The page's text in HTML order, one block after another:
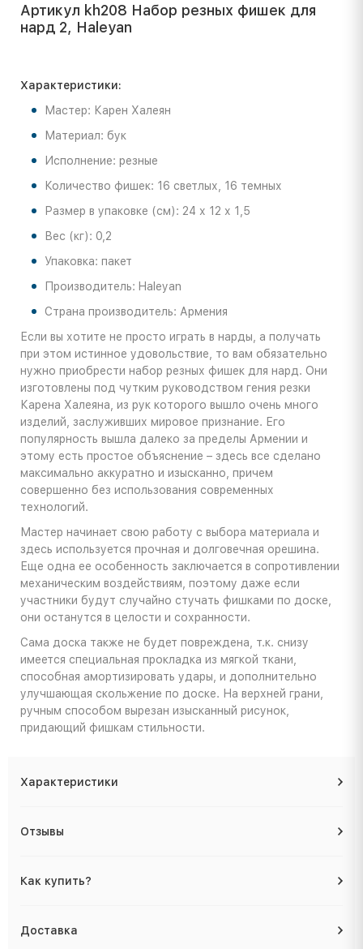
Артикул kh208 Набор резных фишек для
нард 2, Haleyan
Характеристики:
Мастер: Карен Халеян
Материал: бук
Исполнение: резные
Количество фишек: 16 светлых, 16 темных
Размер в упаковке (см): 24 х 12 х 1,5
Вес (кг): 0,2
Упаковка: пакет
Производитель: Haleyan
Страна производитель: Армения
Если вы хотите не просто играть в нарды, а получать
при этом истинное удовольствие, то вам обязательно
нужно приобрести набор резных фишек для нард. Они
изготовлены под чутким руководством гения резки
Карена Халеяна, из рук которого вышло очень много
изделий, заслуживших мировое признание. Его
популярность вышла далеко за пределы Армении и
этому есть простое объяснение – здесь все сделано
максимально аккуратно и изысканно, причем
совершенно без использования современных
технологий.
Мастер начинает свою работу с выбора материала и
здесь используется прочная и долговечная орешина.
Еще одна ее особенность заключается в сопротивлении
механическим воздействиям, поэтому даже если
участники будут случайно стучать фишками по доске,
они останутся в целости и сохранности.
Сама доска также не будет повреждена, т.к. снизу
имеется специальная прокладка из мягкой ткани,
способная амортизировать удары, и дополнительно
улучшающая скольжение по доске. На верхней грани,
ручным способом вырезан изысканный рисунок,
придающий фишкам стильности.
Характеристики
Отзывы
Как купить?
Доставка